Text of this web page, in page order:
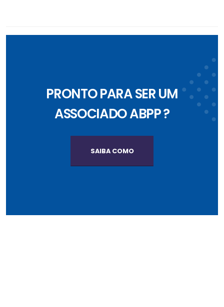
PRONTO PARA SER UM
ASSOCIADO ABPP ?
SAIBA COMO